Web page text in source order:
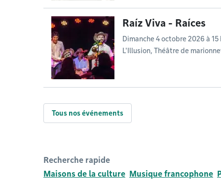
Raíz Viva - Raíces
Dimanche 4 octobre 2026 à 15
L'Illusion, Théâtre de
Tous nos événements
Recherche rapide
Maisons de la culture Musique francophone